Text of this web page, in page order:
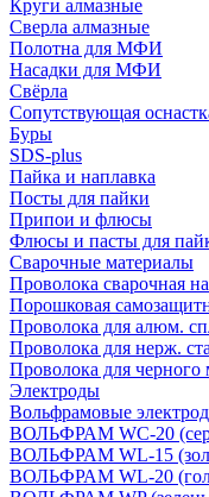
Круги алмазные
Сверла алмазные
Полотна для МФИ
Насадки для МФИ
Свёрла
Сопутствующая
Буры
SDS-plus
Пайка и наплавка
Посты для пайки
Припои и флюсы
Флюсы и пасты для
Сварочные материалы
Проволока сварочная
Порошковая
Проволока для алюм.
Проволока для нерж.
Проволока для черного
Электроды
Вольфрамовые
ВОЛЬФРАМ WC-20
ВОЛЬФРАМ WL-15
ВОЛЬФРАМ WL-20